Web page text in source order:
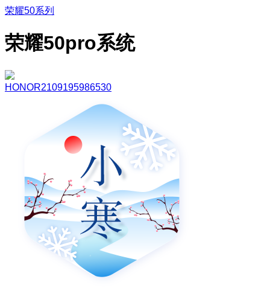
荣耀50系列
荣耀50pro系统
HONOR2109195986530